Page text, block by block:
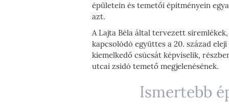
épületein és temetői építményein
azt.
A Lajta Béla által tervezett
kapcsolódó együttes a 20. század
kiemelkedő csúcsát képviselik,
utcai zsidó temető megjelenésének.
Ismertebb